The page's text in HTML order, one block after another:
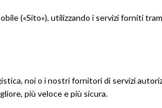
(«Sito»), utilizzando i servizi forniti
noi o i nostri fornitori di servizi
più veloce e più sicura.